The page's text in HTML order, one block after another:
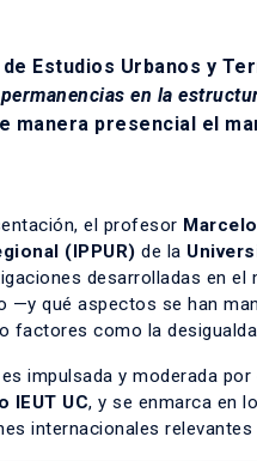
Estudios Urbanos y
permanencias en la
manera presencial el
el profesor
(IPPUR) de la
desarrolladas en el
—y qué aspectos se han
factores como la
impulsada y moderada
IEUT UC, y se enmarca en
internacionales